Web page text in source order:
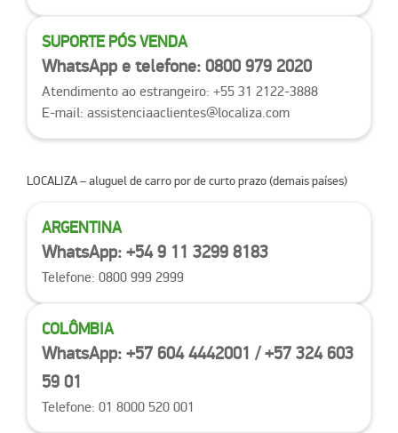
SUPORTE PÓS VENDA
WhatsApp e telefone: 0800 979 2020
Atendimento ao estrangeiro: +55 31 2122-3888
E-mail: assistenciaaclientes@localiza.com
LOCALIZA– aluguel de carro por de curto prazo (demais países)
ARGENTINA
WhatsApp: +54 9 11 3299 8183
Telefone: 0800 999 2999
COLÔMBIA
WhatsApp: +57 604 4442001 / +57 324 603
59 01
Telefone: 01 8000 520 001